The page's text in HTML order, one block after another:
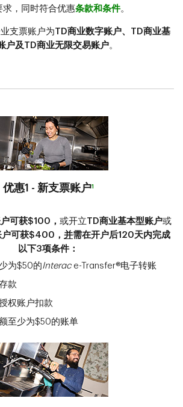
求，同时符合优惠条款和条件。
支票账户为TD商业数字账户、TD商业基
户及TD商业无限交易账户。
优惠1 - 新支票账户1
可获$100 ， 或开立TD商业基本型账户或
户可获$400， 并需在开户后120天内完成
以下3项条件：
为$50的Interace-Transfer®电子转账
款
权账户扣款
至少为$50的账单